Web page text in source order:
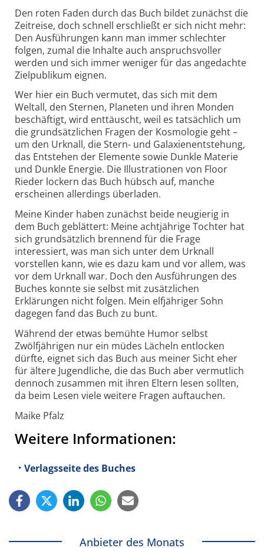
Den roten Faden durch das Buch bildet zunächst die
Zeitreise, doch schnell erschließt er sich nicht mehr:
Den Ausführungen kann man immer schlechter
folgen, zumal die Inhalte auch anspruchsvoller
werden und sich immer weniger für das angedachte
Zielpublikum eignen.
Wer hier ein Buch vermutet, das sich mit dem
Weltall, den Sternen, Planeten und ihren Monden
beschäftigt, wird enttäuscht, weil es tatsächlich um
die grundsätzlichen Fragen der Kosmologie geht –
um den Urknall, die Stern- und Galaxienentstehung,
das Entstehen der Elemente sowie Dunkle Materie
und Dunkle Energie. Die Illustrationen von Floor
Rieder lockern das Buch hübsch auf, manche
erscheinen allerdings überladen.
Meine Kinder haben zunächst beide neugierig in
dem Buch geblättert: Meine achtjährige Tochter hat
sich grundsätzlich brennend für die Frage
interessiert, was man sich unter dem Urknall
vorstellen kann, wie es dazu kam und vor allem, was
vor dem Urknall war. Doch den Ausführungen des
Buches konnte sie selbst mit zusätzlichen
Erklärungen nicht folgen. Mein elfjähriger Sohn
dagegen fand das Buch zu bunt.
Während der etwas bemühte Humor selbst
Zwölfjährigen nur ein müdes Lächeln entlocken
dürfte, eignet sich das Buch aus meiner Sicht eher
für ältere Jugendliche, die das Buch aber vermutlich
dennoch zusammen mit ihren Eltern lesen sollten,
da beim Lesen viele weitere Fragen auftauchen.
Maike Pfalz
Weitere Informationen:
Verlagsseite des Buches
Anbieter des Monats